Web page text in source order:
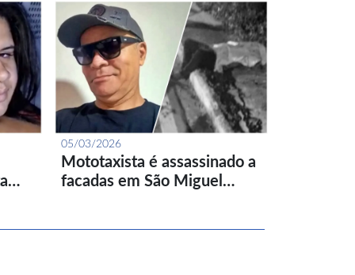
05/03/2026
Mototaxista é assassinado a
facadas em São Miguel…